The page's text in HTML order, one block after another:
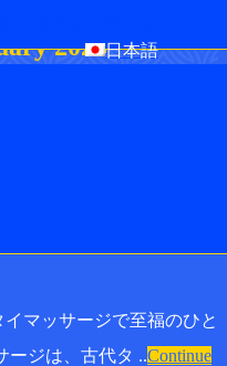
日本語
2023
ッサージ | ボデ
マッサージで至福のひと
ージは、古代タ ..Continue